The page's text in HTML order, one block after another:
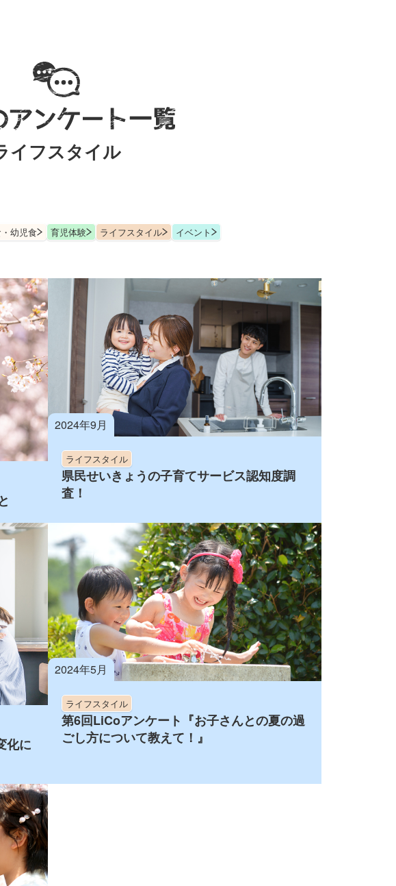
イフスタイル
幼児食 育児体験 ライフスタイル イベント
2024年9月
ライフスタイル
県民せいきょうの子育てサービス認知度調
査！
化に
2024年5月
ライフスタイル
第6回LiCoアンケート『お子さんとの夏の過
ごし方について教えて！』